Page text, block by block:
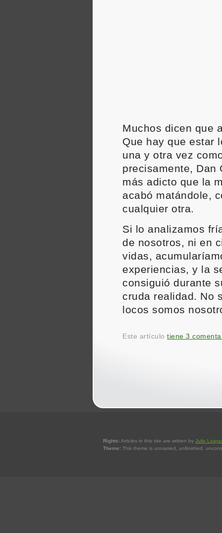
Muchos dicen que
Que hay que estar
una y otra vez
precisamente, Dan
más adicto que la
acabó matándole,
cualquier otra.
Si lo analizamos
de nosotros, ni en
vidas,
experiencias, y la
consiguió durante
cruda realidad. No
locos somos
Este artículo tiene 3
Rights:Articles in this site are written by Julio
Theme: This theme is unnamed, unfinished,